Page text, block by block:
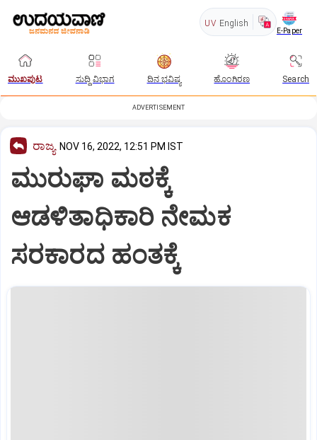
UV English
E-Paper
ಮುಖಪುಟ ಸುದ್ದಿ ವಿಭಾಗ ದಿನ ಭವಿಷ್ಯ ಹೊಂಗಿರಣ Search
ADVERTISEMENT
ರಾಜ್ಯ NOV 16, 2022, 12:51 PM IST
ಮುರುಘಾ ಮಠಕ್ಕೆ
ಆಡಳಿತಾಧಿಕಾರಿ ನೇಮಕ
ಸರಕಾರದ ಹಂತಕ್ಕೆ